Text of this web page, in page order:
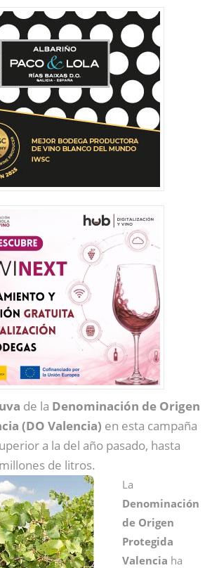
de la Denominación de Origen
(DO Valencia) en esta campaña
a la del año pasado, hasta
de litros.
La
Denominación
de Origen
Protegida
Valencia ha